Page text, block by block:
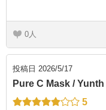
0
投稿日 2026/5/17
Pure C Mask / Yunth
5